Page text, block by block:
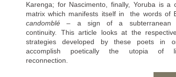
Karenga; for Nascimento, finally, Yoruba is a
matrix which manifests itself in the words of
candomblé – a sign of a subterranean
continuity. This article looks at the
strategies developed by these poets in
accomplish poetically the utopia of
reconnection.